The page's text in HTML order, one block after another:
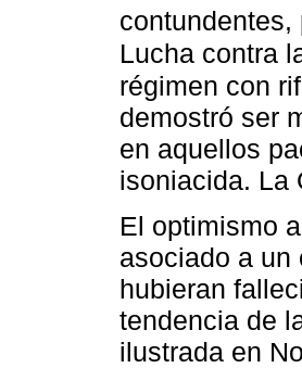
Lucha contra
régimen con
demostró ser
en aquellos
isoniacida. La
El optimismo
asociado a un
hubieran
tendencia de
ilustrada en